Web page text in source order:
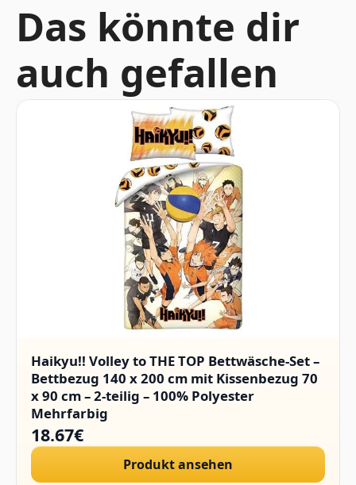
Das könnte dir
auch gefallen
Haikyu!! Volley to THE TOP Bettwäsche-Set –
Bettbezug 140 x 200 cm mit Kissenbezug 70
x 90 cm – 2-teilig – 100% Polyester
Mehrfarbig
18.67€
Produkt ansehen